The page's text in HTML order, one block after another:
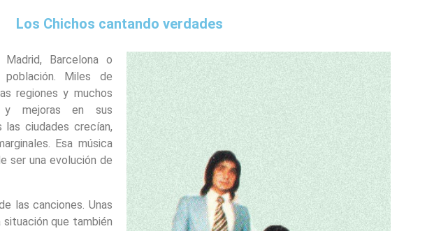
Los Chichos cantando verdades
Barcelona o
población. Miles de
regiones y muchos
y mejoras en sus
las ciudades crecían,
Esa música
ser una evolución de
las canciones. Unas
que también